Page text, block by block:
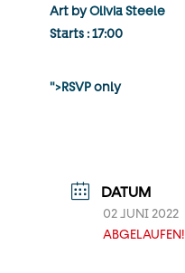
Art byOlivia Steele
Starts : 17:00
">RSVPonly
DATUM
02 JUNI 2022
ABGELAUFEN!